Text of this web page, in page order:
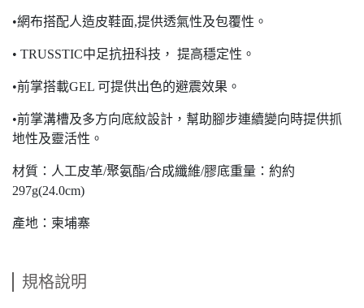
•網布搭配人造皮鞋面,提供透氣性及包覆性。
• TRUSSTIC中足抗扭科技， 提高穩定性。
•前掌搭載GEL 可提供出色的避震效果。
•前掌溝槽及多方向底紋設計，幫助腳步連續變向時提供抓
地性及靈活性。
材質：人工皮革/聚氨酯/合成纖維/膠底重量：約約
297g(24.0cm)
產地：柬埔寨
規格說明